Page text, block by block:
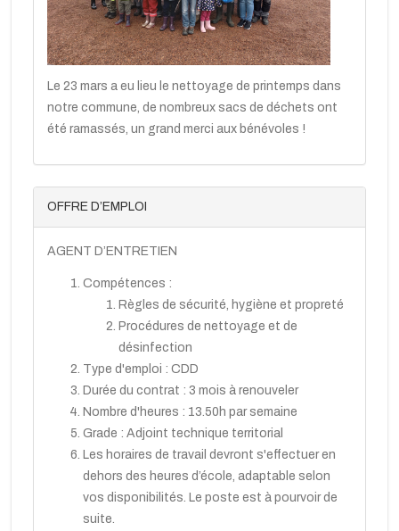
Le 23 mars a eu lieu le nettoyage de printemps dans
notre commune, de nombreux sacs de déchets ont
été ramassés, un grand merci aux bénévoles !
OFFRE D’EMPLOI
AGENT D’ENTRETIEN
Compétences :
Règles de sécurité, hygiène et propreté
Procédures de nettoyage et de
désinfection
Type d'emploi : CDD
Durée du contrat : 3 mois à renouveler
Nombre d'heures : 13.50h par semaine
Grade : Adjoint technique territorial
Les horaires de travail devront s'effectuer en
dehors des heures d’école, adaptable selon
vos disponibilités. Le poste est à pourvoir de
suite.